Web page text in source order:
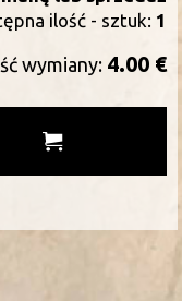
ilość - sztuk: 1
wymiany: 4.00 €